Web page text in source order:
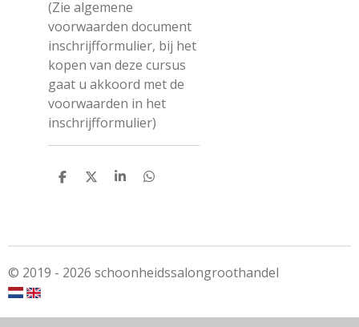
(Zie algemene
voorwaarden document
inschrijfformulier, bij het
kopen van deze cursus
gaat u akkoord met de
voorwaarden in het
inschrijfformulier)
S
S
S
S
© 2019 - 2026 schoonheidssalongroothandel